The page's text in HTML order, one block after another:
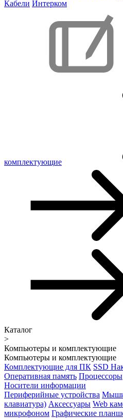
Кабели Интерком
комплектующие
Каталог
>
Компьютеры и комплектующие
Компьютеры и комплектующие
Комплектующие для ПК SSD
Оперативная память Процессоры
Носители информации
Периферийные устройства
клавиатура) Аксессуары Web
микрофоном Графические